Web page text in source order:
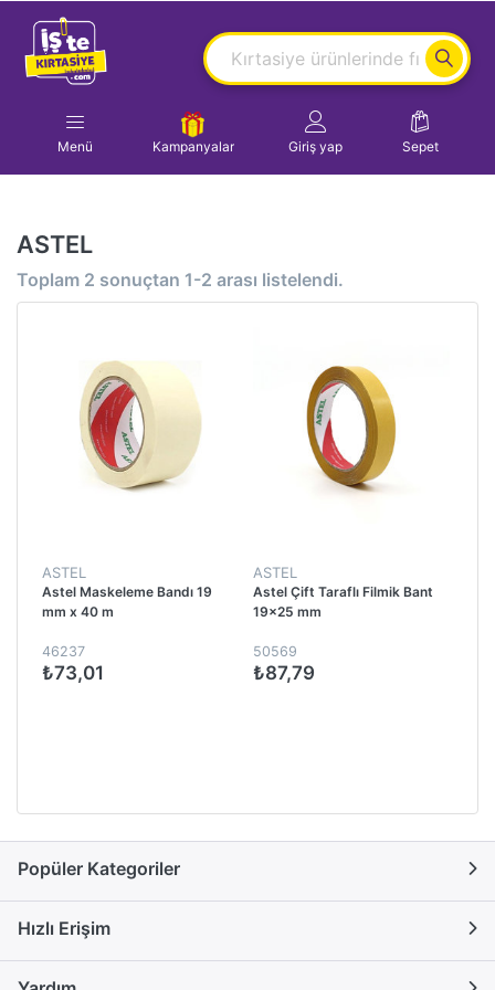
Menü Kampanyalar Giriş yap Sepet
ASTEL
Toplam 2 sonuçtan 1-2 arası listelendi.
ASTEL
Astel Maskeleme Bandı 19
mm x 40 m
46237
₺73,01
ASTEL
Astel Çift Taraflı Filmik Bant
19x25 mm
50569
₺87,79
Popüler Kategoriler
Hızlı Erişim